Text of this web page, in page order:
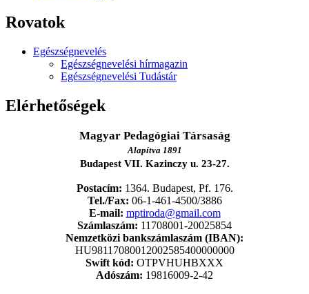
Rovatok
Egészségnevelés
Egészségnevelési hírmagazin
Egészségnevelési Tudástár
Elérhetőségek
Magyar Pedagógiai Társaság
Alapítva 1891
Budapest VII. Kazinczy u. 23-27.
Postacím: 1364. Budapest, Pf. 176.
Tel./Fax: 06-1-461-4500/3886
E-mail: mptiroda@gmail.com
Számlaszám: 11708001-20025854
Nemzetközi bankszámlaszám (IBAN):
HU98117080012002585400000000
Swift kód: OTPVHUHBXXX
Adószám: 19816009-2-42